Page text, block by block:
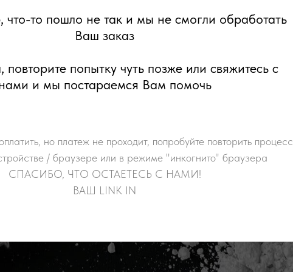
то пошло не так и мы не смогли обработать
Ваш заказ
повторите попытку чуть позже или свяжитесь с
и мы постараемся Вам помочь
но платеж не проходит, попробуйте повторить процесс
/ браузере или в режиме "инкогнито" браузера
СПАСИБО, ЧТО ОСТАЕТЕСЬ С НАМИ!
ВАШ LINK IN